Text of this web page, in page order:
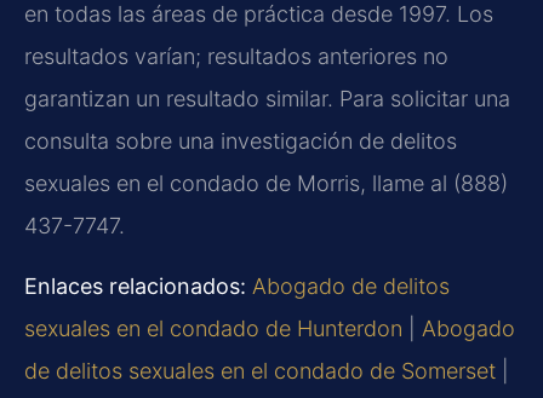
en todas las áreas de práctica desde 1997. Los
resultados varían; resultados anteriores no
garantizan un resultado similar. Para solicitar una
consulta sobre una investigación de delitos
sexuales en el condado de Morris, llame al (888)
437-7747.
Enlaces relacionados: Abogado de delitos
sexuales en el condado de Hunterdon
Abogado
de delitos sexuales en el condado de Somerset